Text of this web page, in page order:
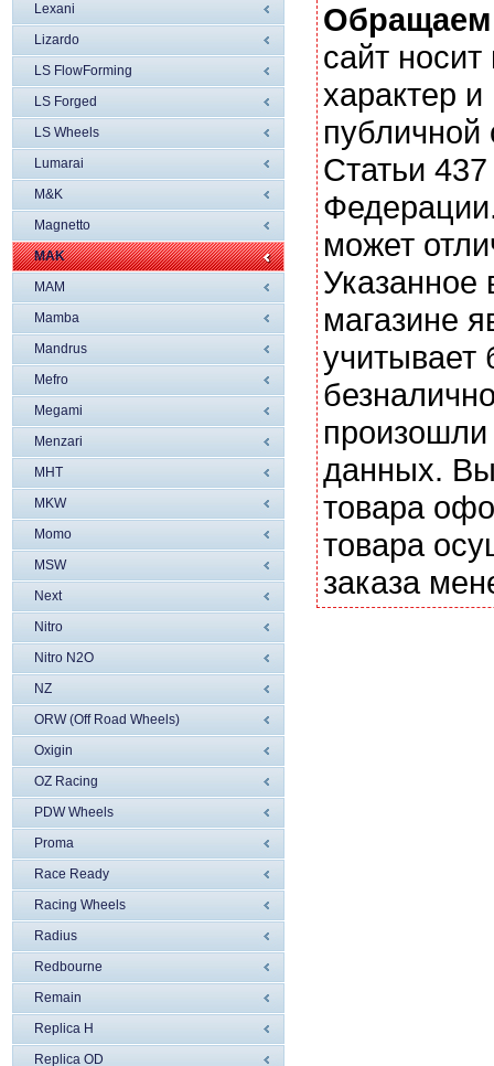
Lexani
Lizardo
LS FlowForming
LS Forged
LS Wheels
Lumarai
M&K
Magnetto
MAK
MAM
Mamba
Mandrus
Mefro
Megami
Menzari
MHT
MKW
Momo
MSW
Next
Nitro
Nitro N2O
NZ
ORW (Off Road Wheels)
Oxigin
OZ Racing
PDW Wheels
Proma
Race Ready
Racing Wheels
Radius
Redbourne
Remain
Replica H
Replica OD
сайт
характер
Статьи
может
магазине
учитывает
данных. Вы
товара
товара
заказа